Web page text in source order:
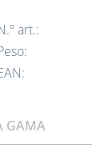
art.:
GAMA